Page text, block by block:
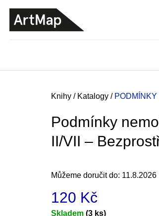
Domů
Knihy / Katalogy /
Podmínky
II/VII –
Můžeme doručit do: 11.8.2026
120 Kč
Měrná
Skladem (3 ks)
ZPĚT
DO
OBCHODU
ZPĚT
DO
OBCHODU